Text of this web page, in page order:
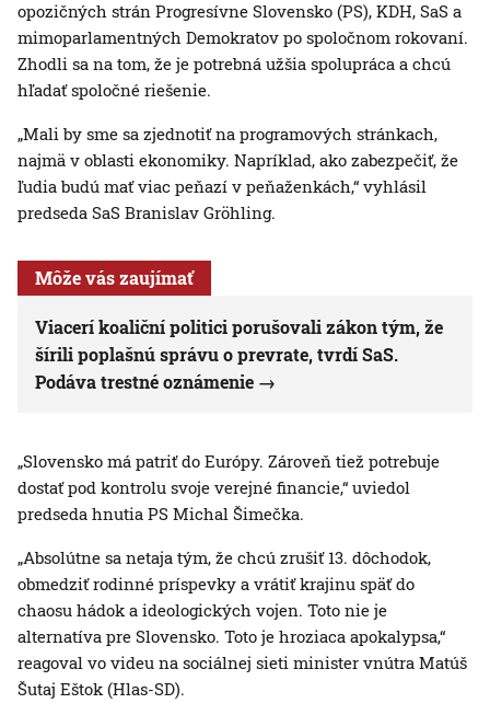
opozičných strán Progresívne Slovensko (PS), KDH, SaS a
mimoparlamentných Demokratov po spoločnom rokovaní.
Zhodli sa na tom, že je potrebná užšia spolupráca a chcú
hľadať spoločné riešenie.
„Mali by sme sa zjednotiť na programových stránkach,
najmä v oblasti ekonomiky. Napríklad, ako zabezpečiť, že
ľudia budú mať viac peňazí v peňaženkách,“ vyhlásil
predseda SaS Branislav Gröhling.
Môže vás zaujímať
Viacerí koaliční politici porušovali zákon tým, že
šírili poplašnú správu o prevrate, tvrdí SaS.
Podáva trestné oznámenie
„Slovensko má patriť do Európy. Zároveň tiež potrebuje
dostať pod kontrolu svoje verejné financie,“ uviedol
predseda hnutia PS Michal Šimečka.
„Absolútne sa netaja tým, že chcú zrušiť 13. dôchodok,
obmedziť rodinné príspevky a vrátiť krajinu späť do
chaosu hádok a ideologických vojen. Toto nie je
alternatíva pre Slovensko. Toto je hroziaca apokalypsa,“
reagoval vo videu na sociálnej sieti minister vnútra Matúš
Šutaj Eštok (Hlas-SD).